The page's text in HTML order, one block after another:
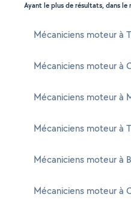
Ayant le plus de résultats, dans
Mécaniciens moteur à
Mécaniciens moteur à
Mécaniciens moteur à
Mécaniciens moteur à
Mécaniciens moteur à
Mécaniciens moteur à